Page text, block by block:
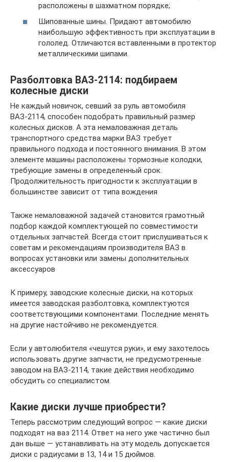
расположены в шахматном порядке;
Шипованные шины. Придают автомобилю
наибольшую эффективность при эксплуатации в
гололед. Отличаются вставленными в протектор
металлическими шипами.
Разболтовка ВАЗ-2114: подбираем
колесные диски
Не каждый новичок, севший за руль автомобиля
ВАЗ-2114, способен подобрать правильный размер
колесных дисков. А эта немаловажная деталь
транспортного средства марки ВАЗ требует
правильного подхода и постоянного внимания. В этом
элементе машины расположены тормозные колодки,
требующие замены в определенный срок.
Продолжительность пригодности к эксплуатации в
большинстве зависит от типа вождения
Также немаловажной задачей становится грамотный
подбор каждой комплектующей по совместимости
отдельных запчастей. Всегда стоит прислушиваться к
советам и рекомендациям производителя ВАЗ в
вопросах установки или замены дополнительных
аксессуаров
К примеру, заводские колесные диски, на которых
имеется заводская разболтовка, комплектуются
соответствующими компонентами. Последние менять
на другие настойчиво не рекомендуется.
Если у автолюбителя «чешутся руки», и ему захотелось
использовать другие запчасти, не предусмотренные
заводом на ВАЗ-2114, такие действия необходимо
обсудить со специалистом.
Какие диски лучше приобрести?
Теперь рассмотрим следующий вопрос — какие диски
подходят на ваз 2114. Ответ на него уже частично был
дан выше — устанавливать на эту модель допускается
диски с радиусами в 13, 14 и 15 дюймов.